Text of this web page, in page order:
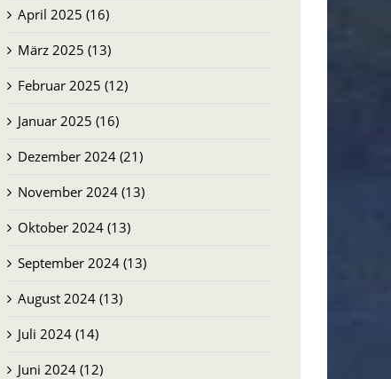
April 2025 (16)
März 2025 (13)
Februar 2025 (12)
Januar 2025 (16)
Dezember 2024 (21)
November 2024 (13)
Oktober 2024 (13)
September 2024 (13)
August 2024 (13)
Juli 2024 (14)
Juni 2024 (12)